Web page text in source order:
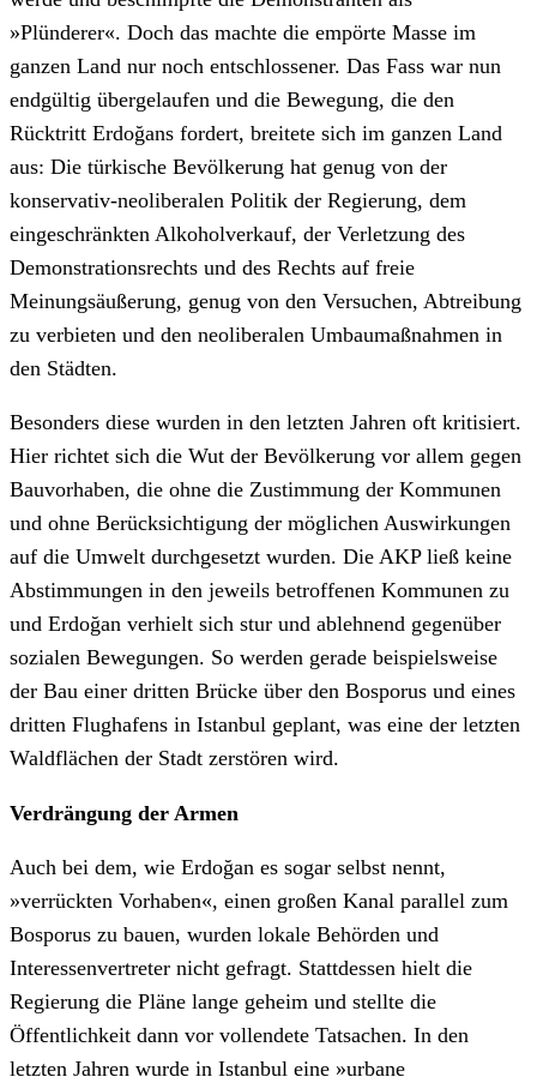
»Plünderer«. Doch das machte die empörte Masse im
ganzen Land nur noch entschlossener. Das Fass war nun
endgültig übergelaufen und die Bewegung, die den
Rücktritt Erdoğans fordert, breitete sich im ganzen Land
aus: Die türkische Bevölkerung hat genug von der
konservativ-neoliberalen Politik der Regierung, dem
eingeschränkten Alkoholverkauf, der Verletzung des
Demonstrationsrechts und des Rechts auf freie
Meinungsäußerung, genug von den Versuchen, Abtreibung
zu verbieten und den neoliberalen Umbaumaßnahmen in
den Städten.
Besonders diese wurden in den letzten Jahren oft kritisiert.
Hier richtet sich die Wut der Bevölkerung vor allem gegen
Bauvorhaben, die ohne die Zustimmung der Kommunen
und ohne Berücksichtigung der möglichen Auswirkungen
auf die Umwelt durchgesetzt wurden. Die AKP ließ keine
Abstimmungen in den jeweils betroffenen Kommunen zu
und Erdoğan verhielt sich stur und ablehnend gegenüber
sozialen Bewegungen. So werden gerade beispielsweise
der Bau einer dritten Brücke über den Bosporus und eines
dritten Flughafens in Istanbul geplant, was eine der letzten
Waldflächen der Stadt zerstören wird.
Verdrängung der Armen
Auch bei dem, wie Erdoğan es sogar selbst nennt,
»verrückten Vorhaben«, einen großen Kanal parallel zum
Bosporus zu bauen, wurden lokale Behörden und
Interessenvertreter nicht gefragt. Stattdessen hielt die
Regierung die Pläne lange geheim und stellte die
Öffentlichkeit dann vor vollendete Tatsachen. In den
letzten Jahren wurde in Istanbul eine »urbane